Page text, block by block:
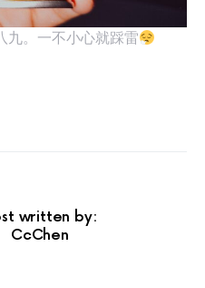
九。一不小心就踩雷
written by:
CcChen